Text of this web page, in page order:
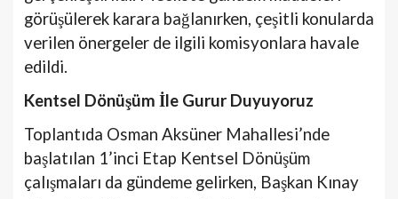
görüşülerek karara bağlanırken, çeşitli konularda
verilen önergeler de ilgili komisyonlara havale
edildi.
Kentsel Dönüşüm İle Gurur Duyuyoruz
Toplantıda Osman Aksüner Mahallesi’nde
başlatılan 1’inci Etap Kentsel Dönüşüm
çalışmaları da gündeme gelirken, Başkan Kınay